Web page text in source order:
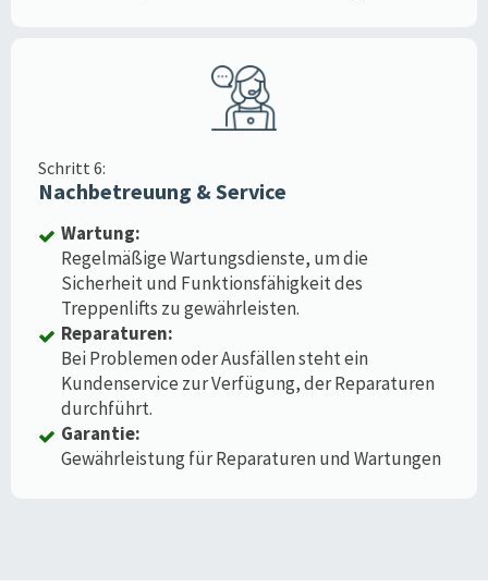
Schritt 6:
Nachbetreuung & Service
Wartung:
Regelmäßige Wartungsdienste, um die
Sicherheit und Funktionsfähigkeit des
Treppenlifts zu gewährleisten.
Reparaturen:
Bei Problemen oder Ausfällen steht ein
Kundenservice zur Verfügung, der Reparaturen
durchführt.
Garantie:
Gewährleistung für Reparaturen und Wartungen